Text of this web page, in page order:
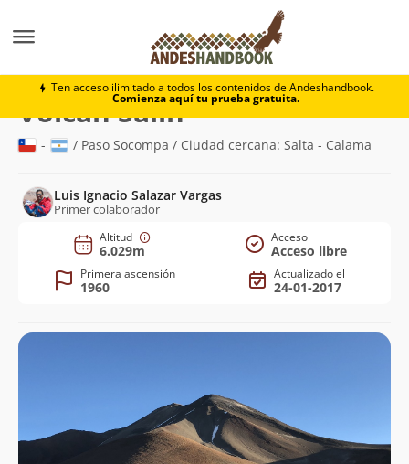
Ten acceso ilimitado a todos los contenidos de Andeshandbook.
Comienza aquí tu prueba gratuita.
Volcán Salín
Volcán Salín(6.029m)
- / Paso Socompa / Ciudad cercana: Salta - Calama
Luis Ignacio Salazar Vargas
Primer colaborador
Altitud
6.029m
Acceso
Acceso libre
Primera ascensión
1960
Actualizado el
24-01-2017